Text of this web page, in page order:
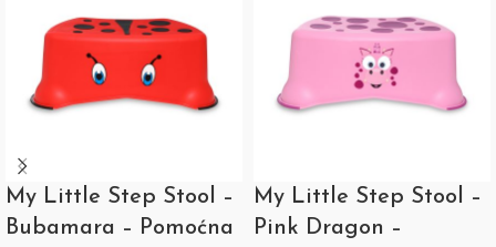
My Little Step Stool –
Bubamara – Pomoćna
My Little Step Stool –
Pink Dragon –